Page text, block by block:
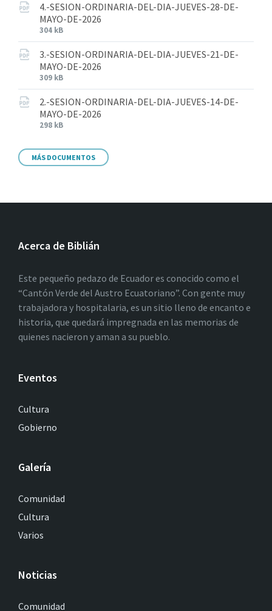
4.-SESION-ORDINARIA-DEL-DIA-JUEVES-28-DE-
MAYO-DE-2026
304 kB
3.-SESION-ORDINARIA-DEL-DIA-JUEVES-21-DE-
MAYO-DE-2026
309 kB
2.-SESION-ORDINARIA-DEL-DIA-JUEVES-14-DE-
MAYO-DE-2026
298 kB
MÁS DOCUMENTOS
Acerca de Biblián
Este pequeño pedazo de Ecuador es conocido como el
“Cantón Verde del Austro Ecuatoriano”. Con gente muy
trabajadora y hospitalaria, es un sitio lleno de encanto e
historia, que quedará impregnada en las memorias de
quienes nacieron y aman a su pueblo.
Eventos
Cultura
Gobierno
Galería
Comunidad
Cultura
Varios
Noticias
Comunidad